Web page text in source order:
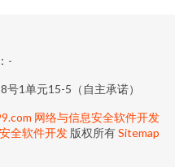
-
1单元15-5（自主承诺）
网络与信息安全软件开发
全软件开发 版权所有Sitemap